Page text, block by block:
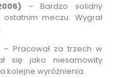
– Bardzo solidny
meczu. Wygrał
– Pracował za trzech w
się jako niesamowity
kolejne wyróżnienia.